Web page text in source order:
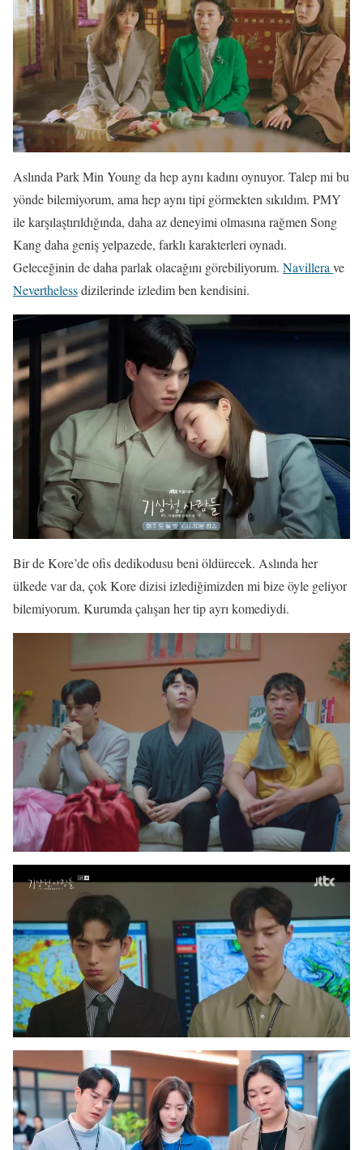
Aslında Park Min Young da hep aynı kadını oynuyor. Talep mi bu
yönde bilemiyorum, ama hep aynı tipi görmekten sıkıldım. PMY
ile karşılaştırıldığında, daha az deneyimi olmasına rağmen Song
Kang daha geniş yelpazede, farklı karakterleri oynadı.
Geleceğinin de daha parlak olacağını görebiliyorum. Navillera ve
Neverthelessdizilerinde izledim ben kendisini.
Bir de Kore’de ofis dedikodusu beni öldürecek. Aslında her
ülkede var da, çok Kore dizisi izlediğimizden mi bize öyle geliyor
bilemiyorum. Kurumda çalışan her tip ayrı komediydi.